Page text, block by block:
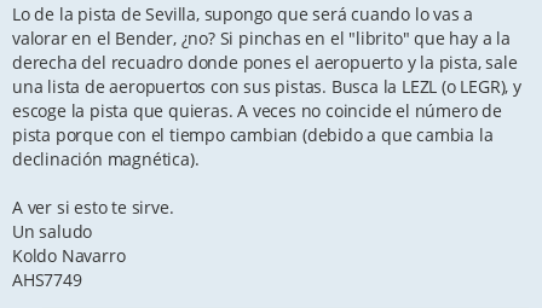
Lo de la pista de Sevilla, supongo que será cuando lo vas a
valorar en el Bender, ¿no? Si pinchas en el "librito" que hay a la
derecha del recuadro donde pones el aeropuerto y la pista, sale
una lista de aeropuertos con sus pistas. Busca la LEZL (o LEGR), y
escoge la pista que quieras. A veces no coincide el número de
pista porque con el tiempo cambian (debido a que cambia la
declinación magnética).
A ver si esto te sirve.
Un saludo
Koldo Navarro
AHS7749